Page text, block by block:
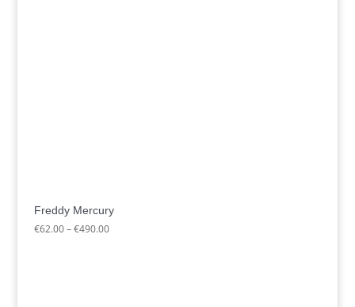
Freddy Mercury
€62.00 –€490.00Preisspanne: